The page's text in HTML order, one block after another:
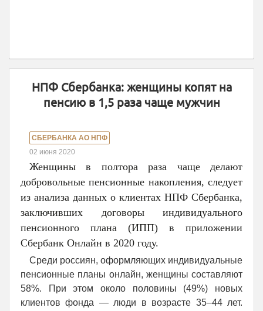
НПФ Сбербанка: женщины копят на
пенсию в 1,5 раза чаще мужчин
СБЕРБАНКА АО НПФ
02 июня 2020
Женщины в полтора раза чаще делают
добровольные пенсионные накопления, следует
из анализа данных о клиентах НПФ Сбербанка,
заключивших договоры индивидуального
пенсионного плана (ИПП) в приложении
Сбербанк Онлайн в 2020 году.
Среди россиян, оформляющих индивидуальные
пенсионные планы онлайн, женщины составляют
58%. При этом около половины (49%) новых
клиентов фонда — люди в возрасте 35–44 лет.